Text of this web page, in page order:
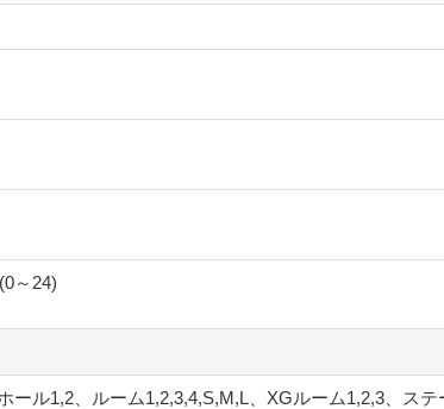
～24)
ール1,2、ルーム1,2,3,4,S,M,L、XGルーム1,2,3、ス